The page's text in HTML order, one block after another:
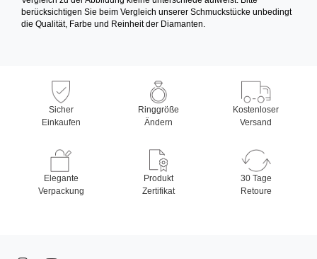
berücksichtigen Sie beim Vergleich unserer Schmuckstücke unbedingt
die Qualität, Farbe und Reinheit der Diamanten.
Sicher
Einkaufen
Ringgröße
Ändern
Kostenloser
Versand
Elegante
Verpackung
Produkt
Zertifikat
30 Tage
Retoure